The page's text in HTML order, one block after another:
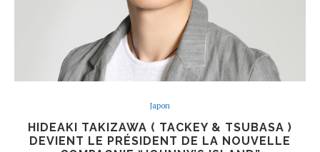
Japon
HIDEAKI TAKIZAWA ( TACKEY & TSUBASA )
DEVIENT LE PRÉSIDENT DE LA NOUVELLE